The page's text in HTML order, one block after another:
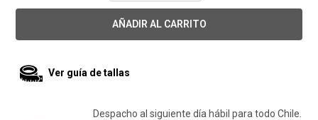
Ver guía de tallas
Despacho al siguiente día hábil para todo Chile.